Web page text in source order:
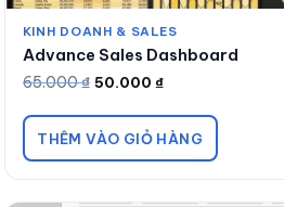
KINH DOANH & SALES
Advance Sales Dashboard
65.000₫
Giá
là:
65.000 ₫.
50.000 ₫
Giá
tại
50.000 ₫.
THÊM VÀO GIỎ HÀNG